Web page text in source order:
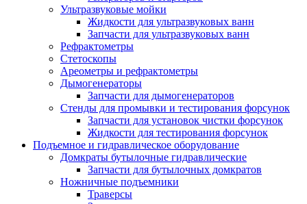
Ультразвуковые мойки
Жидкости для ультразвуковых ванн
Запчасти для ультразвуковых ванн
Рефрактометры
Стетоскопы
Ареометры и рефрактометры
Дымогенераторы
Запчасти для дымогенераторов
Стенды для промывки и тестирования форсунок
Запчасти для установок чистки форсунок
Жидкости для тестирования форсунок
Подъемное и гидравлическое оборудование
Домкраты бутылочные гидравлические
Запчасти для бутылочных домкратов
Ножничные подъемники
Траверсы